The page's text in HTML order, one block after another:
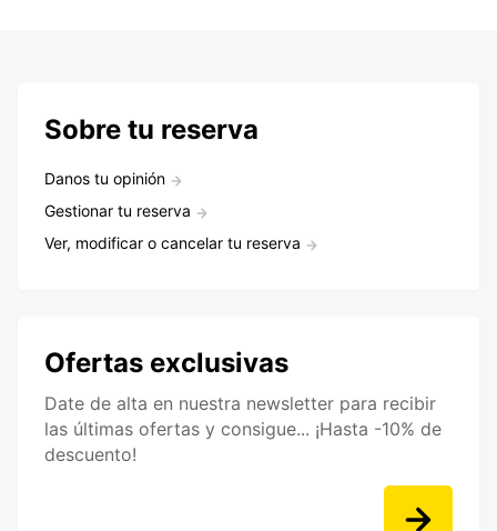
Sobre tu reserva
Danos tu opinión
Gestionar tu reserva
Ver, modificar o cancelar tu reserva
Ofertas exclusivas
Date de alta en nuestra newsletter para recibir
las últimas ofertas y consigue... ¡Hasta -10% de
descuento!